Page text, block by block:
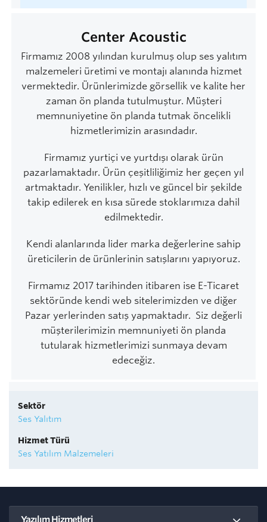
Center Acoustic
Firmamız 2008 yılından kurulmuş olup ses yalıtım
malzemeleri üretimi ve montajı alanında hizmet
vermektedir. Ürünlerimizde görsellik ve kalite her
zaman ön planda tutulmuştur. Müşteri
memnuniyetine ön planda tutmak öncelikli
hizmetlerimizin arasındadır.
Firmamız yurtiçi ve yurtdışı olarak ürün
pazarlamaktadır. Ürün çeşitliliğimiz her geçen yıl
artmaktadır. Yenilikler, hızlı ve güncel bir şekilde
takip edilerek en kısa sürede stoklarımıza dahil
edilmektedir.
Kendi alanlarında lider marka değerlerine sahip
üreticilerin de ürünlerinin satışlarını yapıyoruz.
Firmamız 2017 tarihinden itibaren ise E-Ticaret
sektöründe kendi web sitelerimizden ve diğer
Pazar yerlerinden satış yapmaktadır. Siz değerli
müşterilerimizin memnuniyeti ön planda
tutularak hizmetlerimizi sunmaya devam
edeceğiz.
Sektör
Ses Yalıtım
Hizmet Türü
Ses Yatılım Malzemeleri
Yazılım Hizmetleri